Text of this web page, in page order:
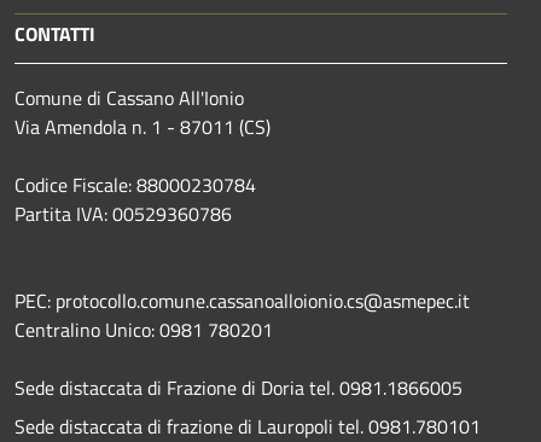
CONTATTI
Comune di Cassano All'Ionio
Via Amendola n. 1 - 87011 (CS)
Codice Fiscale: 88000230784
Partita IVA: 00529360786
PEC: protocollo.comune.cassanoalloionio.cs@asmepec.it
Centralino Unico: 0981 780201
Sede distaccata di Frazione di Doria tel. 0981.1866005
Sede distaccata di frazione di Lauropoli tel. 0981.780101